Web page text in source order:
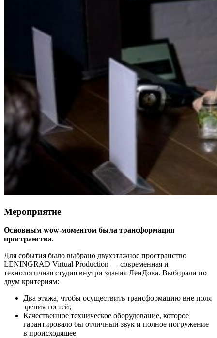
Мероприятие
Основным wow-моментом была трансформация
пространства.
Для события было выбрано двухэтажное пространство
LENINGRAD Virtual Production — современная и
технологичная студия внутри здания ЛенДока. Выбирали по
двум критериям:
Два этажа, чтобы осуществить трансформацию вне поля
зрения гостей;
Качественное техническое оборудование, которое
гарантировало бы отличный звук и полное погружение
в происходящее.